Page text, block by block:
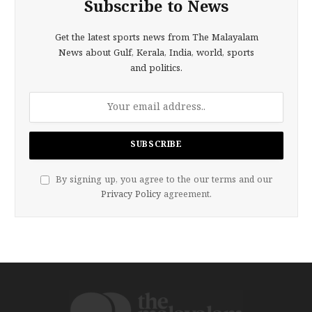
Subscribe to News
Get the latest sports news from The Malayalam
News about Gulf, Kerala, India, world, sports
and politics.
By signing up, you agree to the our terms and our
Privacy Policy agreement.